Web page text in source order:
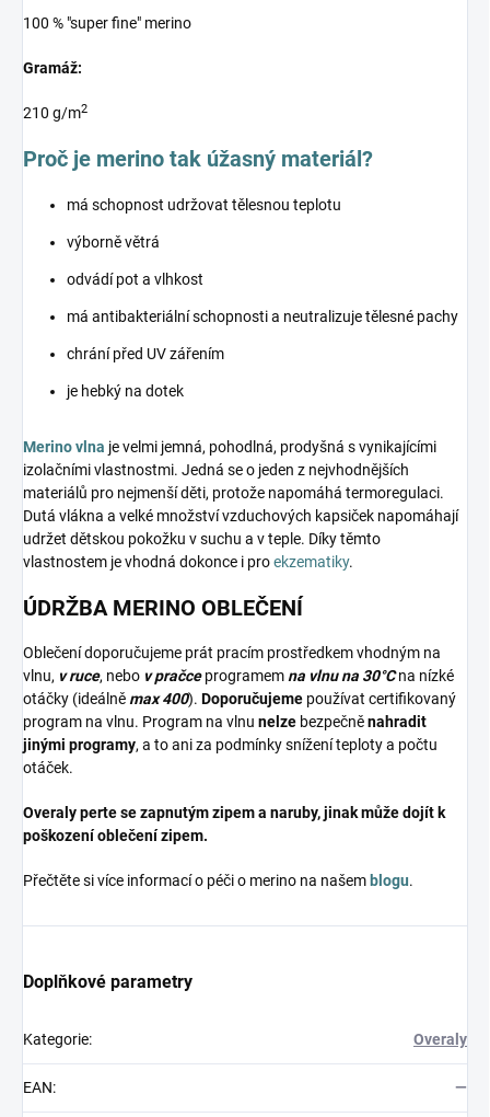
100 % "super fine" merino
Gramáž:
210 g/m2
Proč je merino tak úžasný materiál?
má schopnost udržovat tělesnou teplotu
výborně větrá
odvádí pot a vlhkost
má antibakteriální schopnosti a neutralizuje tělesné pachy
chrání před UV zářením
je hebký na dotek
Merino vlna je velmi jemná, pohodlná, prodyšná s vynikajícími
izolačními vlastnostmi. Jedná se o jeden z nejvhodnějších
materiálů pro nejmenší děti, protože napomáhá termoregulaci.
Dutá vlákna a velké množství vzduchových kapsiček napomáhají
udržet dětskou pokožku v suchu a v teple. Díky těmto
vlastnostem je vhodná dokonce i proekzematiky.
ÚDRŽBA MERINO OBLEČENÍ
Oblečení doporučujeme prát pracím prostředkem vhodným na
vlnu, v ruce, nebo v pračceprogramemna vlnu na 30°Cna nízké
otáčky (ideálněmax 400). Doporučujeme používat certifikovaný
program na vlnu. Program na vlnu nelze bezpečněnahradit
jinými programy, a to ani za podmínky snížení teploty a počtu
otáček.
Overaly perte se zapnutým zipem a naruby, jinak může dojít k
poškození oblečení zipem.
Přečtěte si více informací o péči o merino na našem blogu.
Doplňkové parametry
Kategorie: Overaly
EAN: —